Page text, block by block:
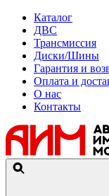
Каталог
ДВС
Трансмиссия
Диски/Шины
Гарантия и
Оплата и
О нас
Контакты